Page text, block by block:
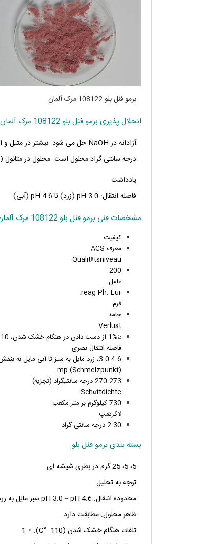
برمو فنل بلو 108122 مرک آلمان
انحلال پذیری برمو فنل بلو 108122 مرک آلمان
درجه سانتی گراد محلول است. محلول در متانول (10 میلی گرم در میلی لیتر).
یادداشت
فاصله انتقال: pH 3.0 (زرد) تا pH 4.6 (آبی)
مشخصات فنی برمو فنل بلو 108122 مرک آلمان
کیفیت
معرف ACS
Qualitätsniveau
200
عامل
reag Ph. Eur.
فرم
جامد
Verlust
≤1% از دست دادن در هنگام خشک شدن، 110 درجه سانتیگراد
فاصله انتقال بصری
3.0-4.6، زرد مایل به سبز تا آبی مایل به بنفش
mp (Schmelzpunkt)
270-273 درجه سانتیگراد (تجزیه)
Schüttdichte
730 کیلوگرم بر متر مکعب
لاگرتمپ
2-30 درجه سانتی گراد
بسته بندی برمو فنل بلو
5، 5، 25 گرم در بطری شیشه ای
توجه به تحلیل
محدوده انتقال: pH 3.0 – pH 4.6 سبز مایل به زرد – آبی-بنفش
ظاهر محلول: مطابقت دارد
تلفات هنگام خشک شدن (110 °C): ≤ 1